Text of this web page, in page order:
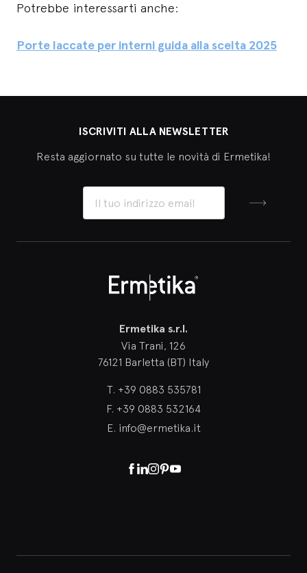
Potrebbe interessarti anche:
Porte laccate per interni guida alla scelta 2025
ISCRIVITI ALLA NEWSLETTER
Resta aggiornato su tutte le novità di Ermetika!
Ermetika s.r.l.
Via Trani, 126
76121 Barletta (BT) Italy
T. +39 0883 535781
F. +39 0883 532164
E. info@ermetika.it
Facebook
Linkedin
Instagram
Pinterest
Youtube